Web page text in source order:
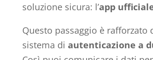
soluzione sicura: l’app
Questo passaggio è rafforzato
sistema di autenticazione a